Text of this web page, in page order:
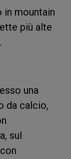
mountain
più alte
una
da calcio,
sul